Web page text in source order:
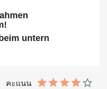
untern
คะแนน